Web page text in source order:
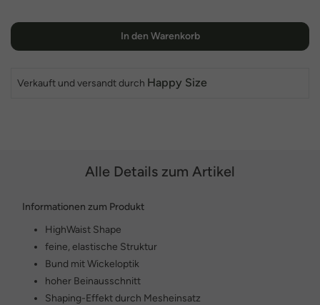
In den Warenkorb
Verkauft und versandt durch Happy Size
Alle Details zum Artikel
Informationen zum Produkt
HighWaist Shape
feine, elastische Struktur
Bund mit Wickeloptik
hoher Beinausschnitt
Shaping-Effekt durch Mesheinsatz